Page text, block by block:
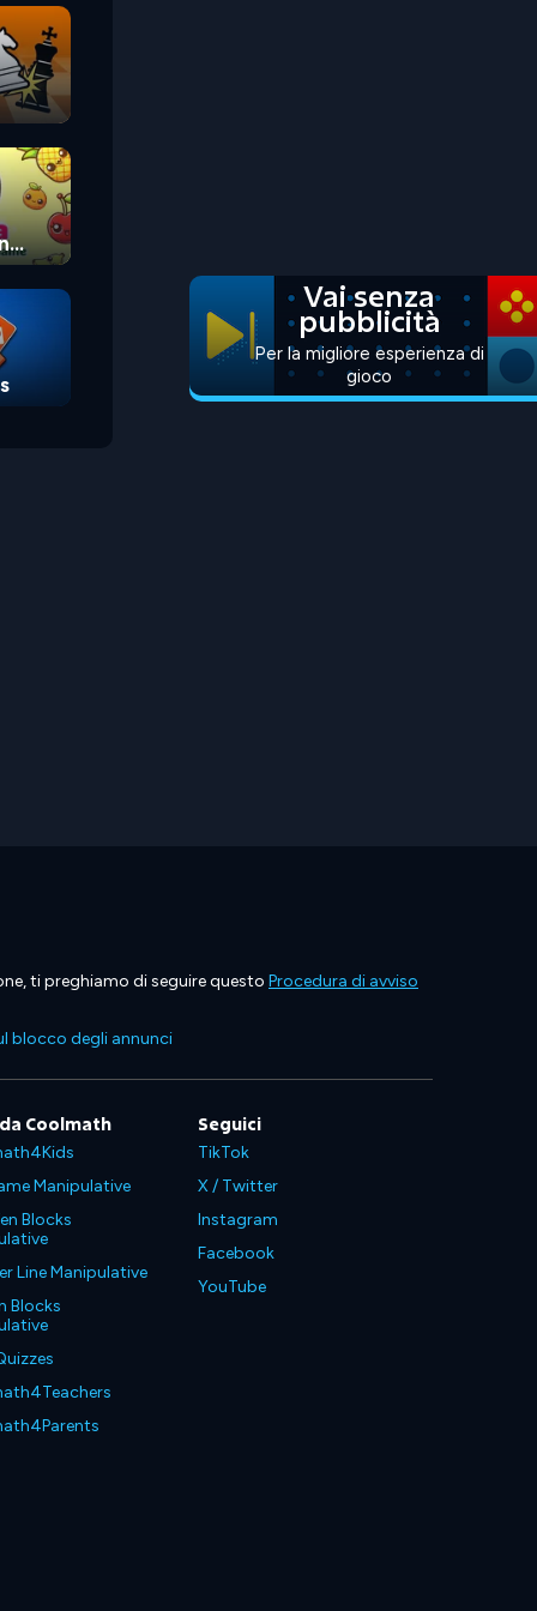
Vai senza
pubblicità
Per la migliore esperienza di
gioco
ti preghiamo di seguire questo Procedura di avviso
blocco degli annunci
Coolmath
Manipulative
Blocks
Line Manipulative
Blocks
Seguici
TikTok
X / Twitter
Instagram
Facebook
YouTube